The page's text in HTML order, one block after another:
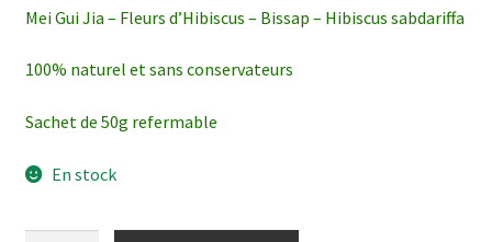
Mei Gui Jia – Fleurs d’Hibiscus – Bissap – Hibiscus sabdariffa
100% naturel et sans conservateurs
Sachet de 50g refermable
En stock